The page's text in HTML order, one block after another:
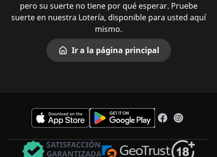
pero su suerte no tiene por qué esperar. Pruebe
suerte en nuestra Lotería, disponible para usted aquí
mismo.
Ir a la página principal